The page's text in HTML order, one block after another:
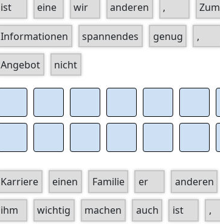
ist eine wir anderen , Zum
Informationen spannendes genug ,
Angebot nicht
Karriere einen Familie er anderen
ihm wichtig machen auch ist ,